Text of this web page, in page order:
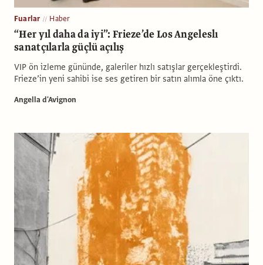
Fuarlar Haber
“Her yıl daha da iyi”: Frieze’de Los Angeleslı
sanatçılarla güçlü açılış
VIP ön izleme gününde, galeriler hızlı satışlar gerçekleştirdi.
Frieze’in yeni sahibi ise ses getiren bir satın alımla öne çıktı.
Angella d'Avignon